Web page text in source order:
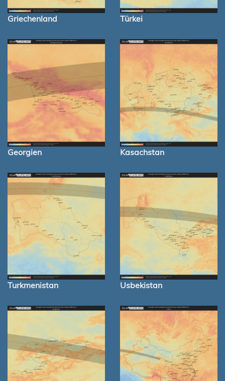
Griechenland Türkei
Georgien Kasachstan
Turkmenistan Usbekistan